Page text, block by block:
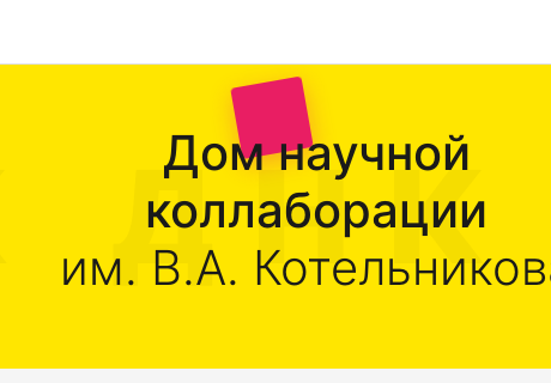
Дом научной
коллаборации
им. В.А.